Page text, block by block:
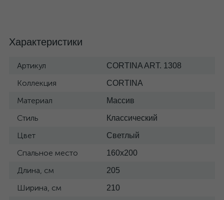
Характеристики
Артикул CORTINA ART. 1308
Коллекция CORTINA
Материал Массив
Стиль Классический
Цвет Светлый
Спальное место 160x200
Длина, см 205
Ширина, см 210